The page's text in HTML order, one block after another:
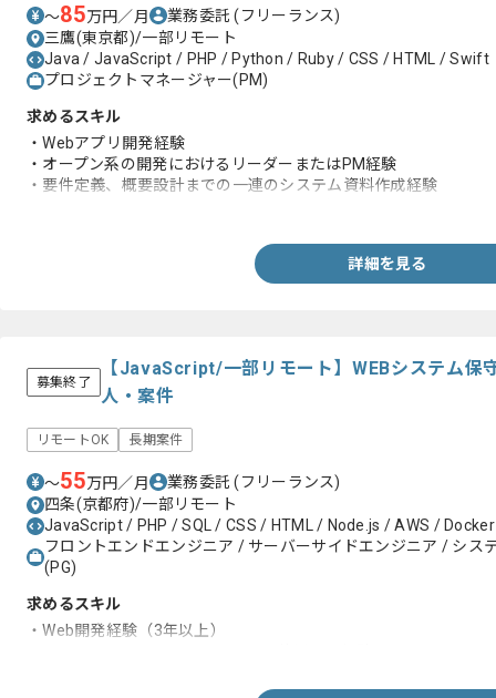
〜85万円／月 業務委託(フリーランス)
三鷹(東京都)/一部リモート
Java / JavaScript / PHP / Python / Ruby / CSS / HTML / Swift
プロジェクトマネージャー(PM)
求めるスキル
・Webアプリ開発経験
・オープン系の開発におけるリーダーまたはPM経験
・要件定義、概要設計までの一連のシステム資料作成経験
詳細を見る
募集終了
【JavaScript/一部リモート】WEBシステム保
人・案件
リモートOK 長期案件
〜55万円／月 業務委託(フリーランス)
四条(京都府)/一部リモート
JavaScript / PHP / SQL / CSS / HTML / Node.js / AWS /
フロントエンドエンジニア / サーバーサイドエンジニア / シス
(PG)
求めるスキル
・Web開発経験（3年以上）